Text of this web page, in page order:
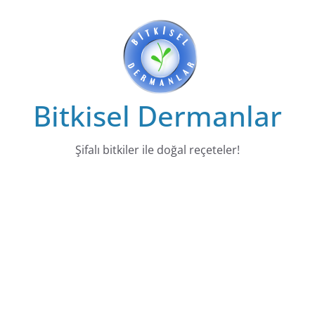
Bitkisel Dermanlar
Şifalı bitkiler ile doğal reçeteler!